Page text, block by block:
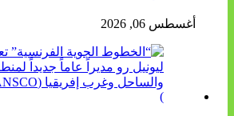
أغسطس 06, 2026